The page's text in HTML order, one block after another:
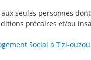
seules personnes
précaires et/ou
Social à Tizi-ouzou